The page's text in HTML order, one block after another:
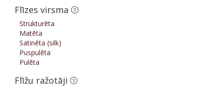
Flīzes virsma
Strukturēta
Matēta
Satinēta (silk)
Puspulēta
Pulēta
Flīžu ražotāji